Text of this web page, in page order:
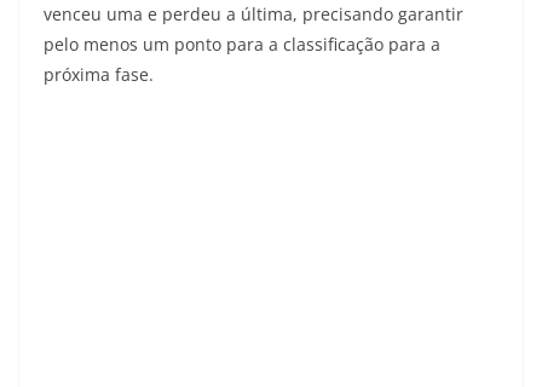
venceu uma e perdeu a última, precisando garantir
pelo menos um ponto para a classificação para a
próxima fase.